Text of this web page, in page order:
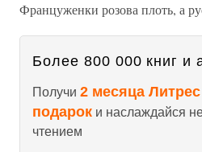
Француженки розова плоть, а
Более 800 000 книг и
Получи 2 месяца
подарок и наслаждайся
чтением